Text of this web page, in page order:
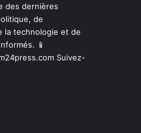
des dernières
de
la technologie et de
📱
Suivez-